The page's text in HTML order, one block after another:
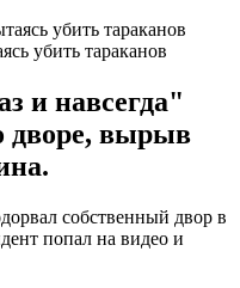
убить тараканов
и навсегда"
дворе, вырыв
собственный двор в
попал на видео и